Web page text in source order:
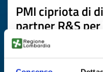
PMI cipriota di
partner R&S
EHR e dati sanitari
ID EEN: